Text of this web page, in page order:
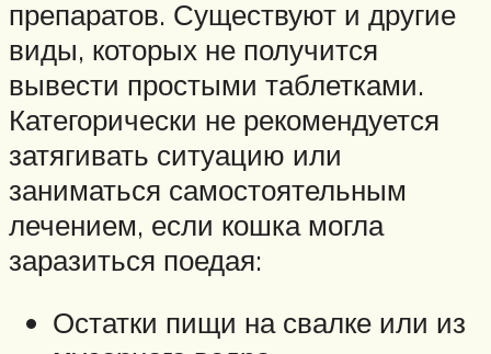
препаратов. Существуют и другие
виды, которых не получится
вывести простыми таблетками.
Категорически не рекомендуется
затягивать ситуацию или
заниматься самостоятельным
лечением, если кошка могла
заразиться поедая:
Остатки пищи на свалке или из